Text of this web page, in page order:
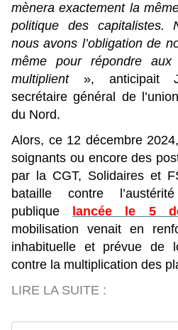
mènera exactement la
politique des capitalistes.
nous avons l’obligation de
même pour répondre
multiplient», anticipait
secrétaire général de
du Nord.
Alors, ce 12 décembre
soignants ou encore des
par la CGT, Solidaires et
bataille contre
publique
lancée le 5
mobilisation venait en
inhabituelle et prévue de
contre la multiplication des
LIRE LA SUITE :